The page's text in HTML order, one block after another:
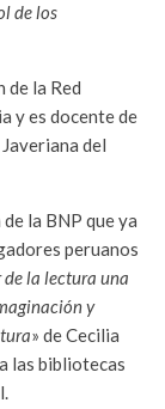
de los
de la Red
y es docente de
del
la BNP que ya
peruanos
de la lectura una
y
» de Cecilia
las bibliotecas